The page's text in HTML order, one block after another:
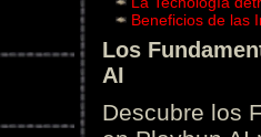
Beneficios de las
Los
AI
Descubre los